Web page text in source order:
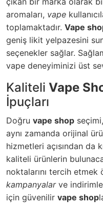
aromaları, vape
toplamaktadır. Vape
geniş likit yelpazesini
seçenekler sağlar.
vape deneyiminizi üst
Kaliteli Vape
İpuçları
Doğru vape shop
aynı zamanda orijinal
hizmetleri açısından da
kaliteli ürünlerin
noktalarını tercih etmek
kampanyalarve
için güvenilir vape shop